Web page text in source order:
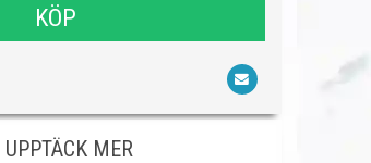
KÖP
UPPTÄCK MER